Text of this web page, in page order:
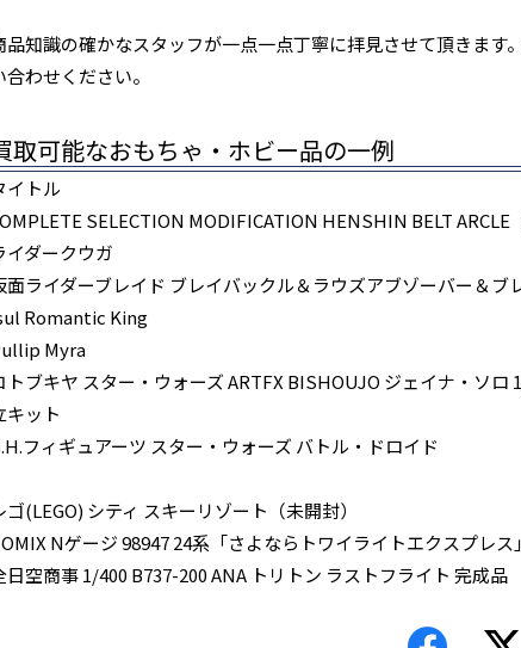
品知識の確かなスタッフが一点一点丁寧に拝見させて頂きま
合わせください。
取可能なおもちゃ・ホビー品の一例
イトル
SELECTION MODIFICATION HENSHIN BELT
イダークウガ
面ライダーブレイド ブレイバックル＆ラウズアブゾーバー＆ブ
Romantic King
Myra
トブキヤ スター・ウォーズ ARTFX BISHOUJO ジェイナ・ソロ
キット
フィギュアーツ スター・ウォーズ バトル・ドロイド
ゴ(LEGO) シティ スキーリゾート（未開封）
Nゲージ 98947 24系「さよならトワイライトエクスプレス
日空商事 1/400 B737-200 ANA トリトン ラストフライト 完成品